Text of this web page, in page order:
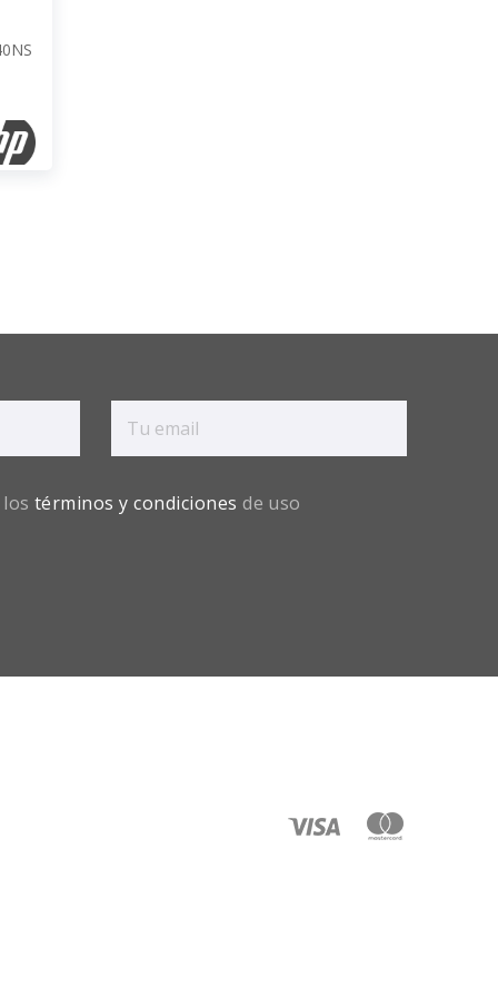
términos y condiciones de uso